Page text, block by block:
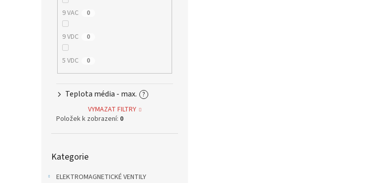
9 VAC 0
9 VDC 0
5 VDC 0
Teplota média - max. ?
VYMAZAT FILTRY
Položek k zobrazení: 0
kategorie
Kategorie
ELEKTROMAGNETICKÉ VENTILY